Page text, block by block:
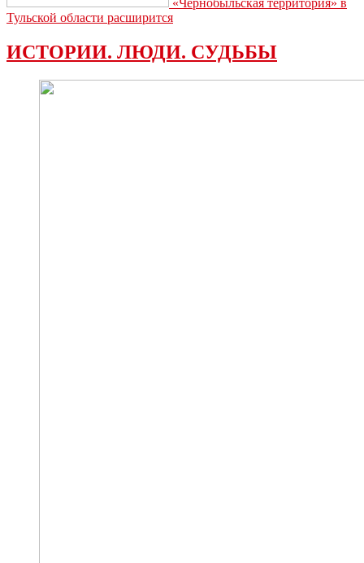
Тульской области расширится
ИСТОРИИ. ЛЮДИ. СУДЬБЫ